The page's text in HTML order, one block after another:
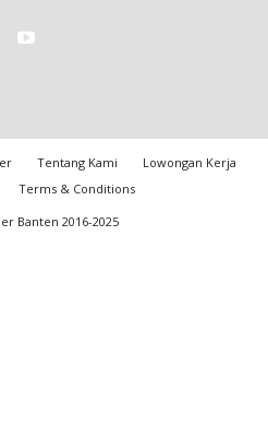
Tentang Kami
Lowongan Kerja
Terms & Conditions
Banten 2016-2025